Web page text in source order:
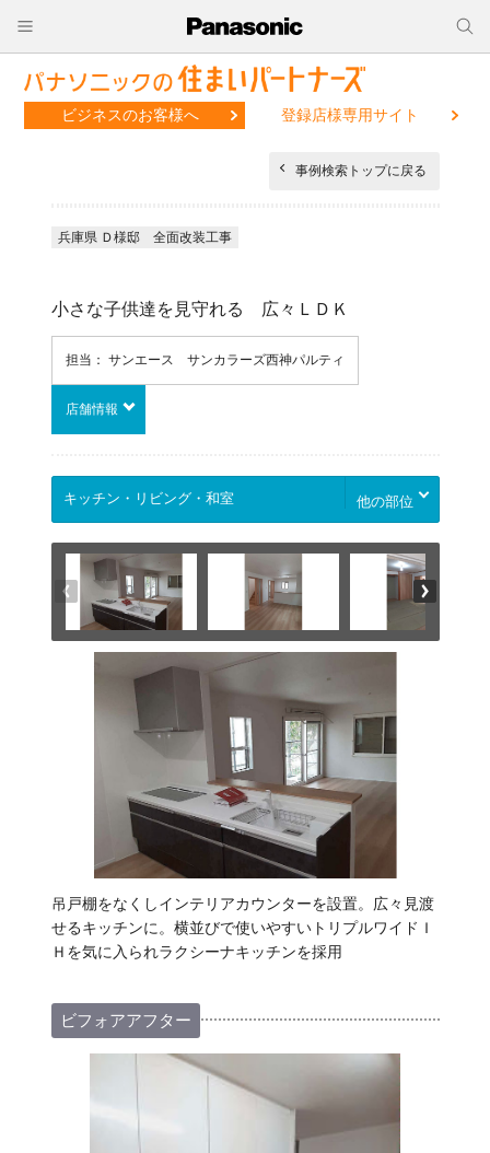
ビジネスのお客様へ 登録店様専用サイト
事例検索トップに戻る
兵庫県 Ｄ様邸 全面改装工事
小さな子供達を見守れる 広々ＬＤＫ
担当： サンエース サンカラーズ西神パルティ
店舗情報
他の部位
吊戸棚をなくしインテリアカウンターを設置。広々見渡
せるキッチンに。横並びで使いやすいトリプルワイドＩ
Ｈを気に入られラクシーナキッチンを採用
ビフォアアフター